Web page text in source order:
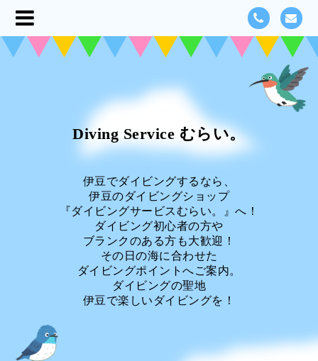
Diving Service むらい。
伊豆でダイビングするなら、
伊豆のダイビングショップ
『ダイビングサービスむらい。』へ！
ダイビング初心者の方や
ブランクのある方も大歓迎！
その日の海に合わせた
ダイビングポイントへご案内。
ダイビングの聖地
伊豆で楽しいダイビングを！